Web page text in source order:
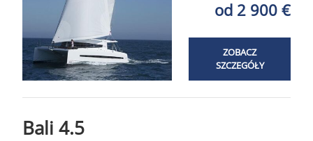
od 2 900 €
ZOBACZ
SZCZEGÓŁY
Bali 4.5